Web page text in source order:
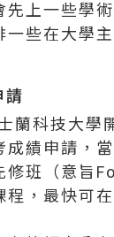
先上一些學
一些在大學
請​
蘭科技大學
成績申請，
修班（意旨
程，最快可